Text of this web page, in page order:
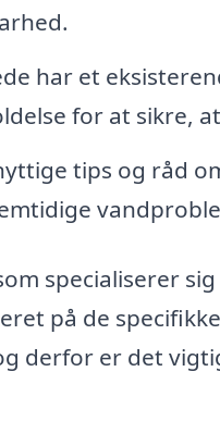
har et
for at sikre,
tips og råd
specialiserer
på de
derfor er det